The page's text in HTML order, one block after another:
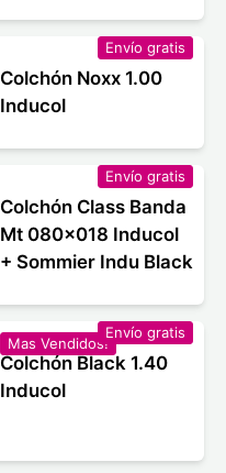
Envío gratis
Colchón Noxx 1.00
Inducol
Envío gratis
Colchón Class Banda
Mt 080x018 Inducol
+ Sommier Indu Black
Mas Vendidos!
Envío gratis
Colchón Black 1.40
Inducol